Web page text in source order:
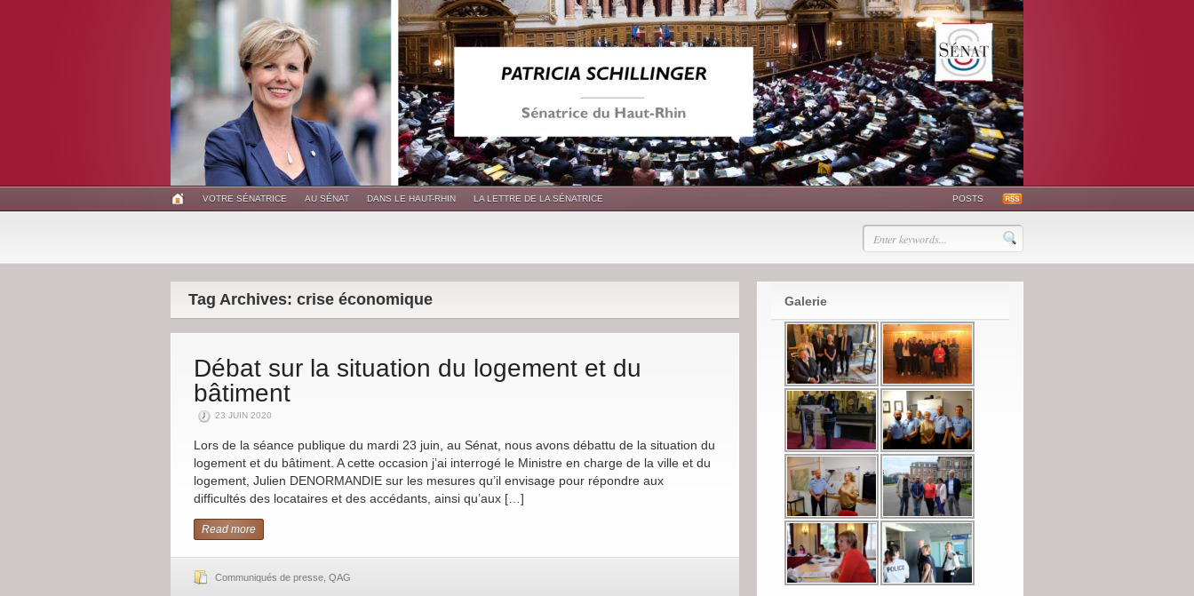
VOTRE SÉNATRICE AU SÉNAT DANS LE HAUT-RHIN LA LETTRE DE LA SÉNATRICE POSTS
Tag Archives: crise économique
Débat sur la situation du logement et du
bâtiment
23 JUIN 2020
Lors de la séance publique du mardi 23 juin, au Sénat, nous avons débattu de la situation du
logement et du bâtiment. A cette occasion j’ai interrogé le Ministre en charge de la ville et du
logement, Julien DENORMANDIE sur les mesures qu’il envisage pour répondre aux
difficultés des locataires et des accédants, ainsi qu’aux […]
Read more
Communiqués de presse QAG
Galerie